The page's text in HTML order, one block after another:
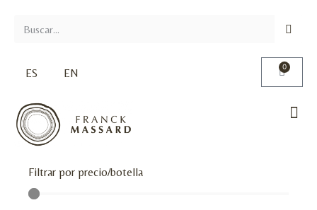
ES EN 0
Filtrar por precio/botella